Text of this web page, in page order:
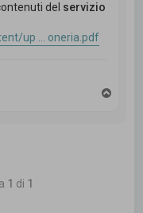
del servizio
up ... oneria.pdf
1 di 1